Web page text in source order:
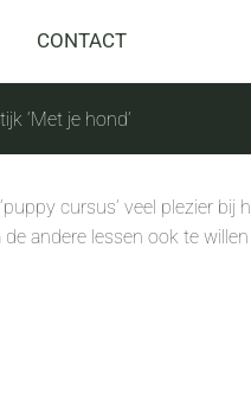
CONTACT
‘Met je hond’
cursus’ veel plezier bij
andere lessen ook te willen